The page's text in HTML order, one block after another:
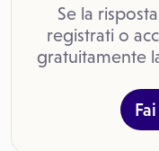
Se la
registrati o
gratuitamente